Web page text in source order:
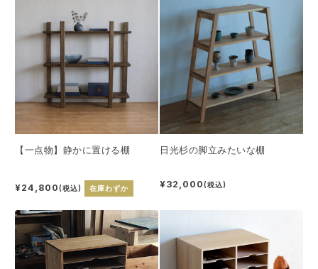
【一点物】静かに置ける棚
¥24,800(税込) 在庫わずか
日光杉の脚立みたいな棚
¥32,000(税込)